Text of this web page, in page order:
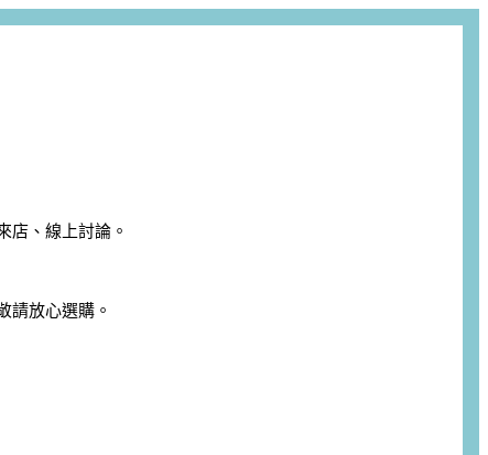
店、線上討論。
請放心選購。